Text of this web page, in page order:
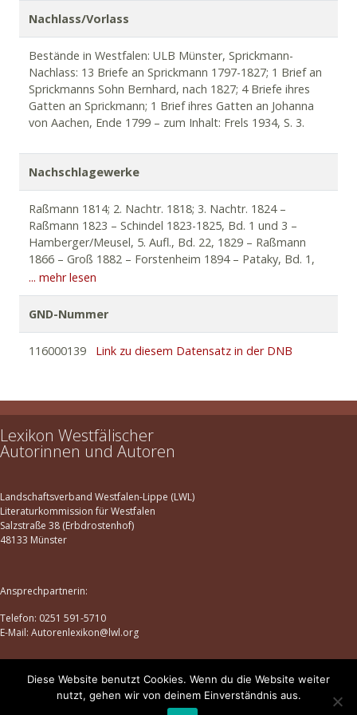
und 313 – Folkerts 1986, S. 66 und 68 – Gödden 1991
Literaturführer 1992 [Stichw.: Münster].
Nachlass/Vorlass
Bestände in Westfalen: ULB Münster, Sprickmann-
Nachlass: 13 Briefe an Sprickmann 1797-1827; 1 Brief an
Sprickmanns Sohn Bernhard, nach 1827; 4 Briefe ihres
Gatten an Sprickmann; 1 Brief ihres Gatten an Johanna
von Aachen, Ende 1799 – zum Inhalt: Frels 1934, S. 3.
Nachschlagewerke
Raßmann 1814; 2. Nachtr. 1818; 3. Nachtr. 1824 –
Raßmann 1823 – Schindel 1823-1825, Bd. 1 und 3 –
Hamberger/Meusel, 5. Aufl., Bd. 22, 1829 – Raßmann
1866 – Groß 1882 – Forstenheim 1894 – Pataky, Bd. 1,
1898 – Goedeke, Bd. 7, 1906, S. 339f. – Friedrichs 1967 –
Friedrichs 1981 – Dt. Biogr. Archiv, Fiche 1, Sp. 96-100;
Fiche 1422, Sp. 2-6 – Nachweise im Archiv Oscar
... mehr lesen
GND-Nummer
116000139 Link zu diesem Datensatz in der DNB
Lexikon Westfälischer
Autorinnen und Autoren
Landschaftsverband Westfalen-Lippe (LWL)
Literaturkommission für Westfalen
Salzstraße 38 (Erbdrostenhof)
48133 Münster
Ansprechpartnerin:
Telefon: 0251 591-5710
E-Mail: Autorenlexikon@lwl.org
Datenschutz |Impressum
© lexikon-westfaelischer-autorinnen-und-autoren.de | 2025
Diese Website benutzt Cookies. Wenn du die Website weiter
nutzt, gehen wir von deinem Einverständnis aus.